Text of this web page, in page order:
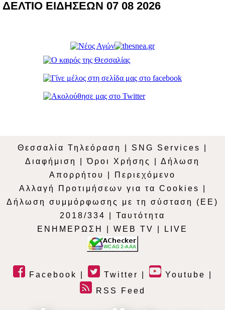
ΔΕΛΤΙΟ ΕΙΔΗΣΕΩΝ 07 08 2026
Θεσσαλία Τηλεόραση SNG Services
Διαφήμιση
|Όροι Χρήσης
Δήλωση
Απορρήτου
Περιεχόμενο
Αλλαγή Προτιμήσεων για τα Cookies
Δήλωση συμμόρφωσης με τη σύσταση (ΕΕ)
2018/334
Ταυτότητα
ΕΝΗΜΕΡΩΣΗ
WEB TV LIVE
Facebook Twitter Youtube
RSS Feed